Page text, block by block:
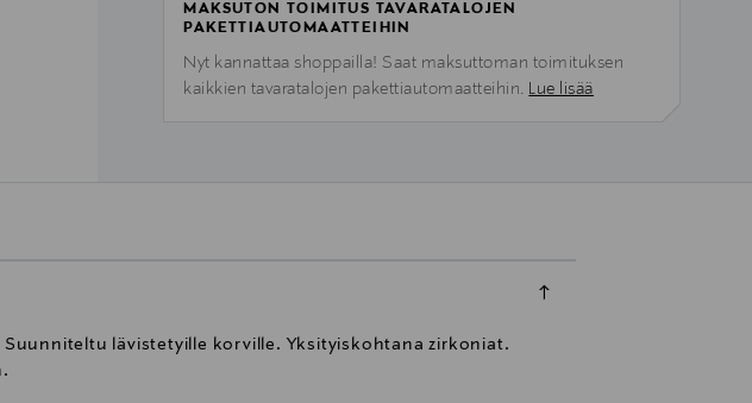
MAKSUTON TOIMITUS TAVARATALOJEN
PAKETTIAUTOMAATTEIHIN
Nyt kannattaa shoppailla! Saat maksuttoman toimituksen
kaikkien tavaratalojen pakettiautomaatteihin. Lue lisää
lävistetyille korville. Yksityiskohtana zirkoniat.